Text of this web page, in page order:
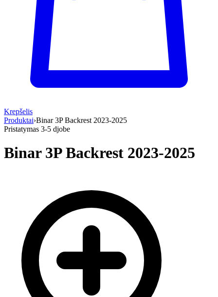
Krepšelis
Produktai›Binar 3P Backrest 2023-2025
Pristatymas 3-5 djobe
Binar 3P Backrest 2023-2025